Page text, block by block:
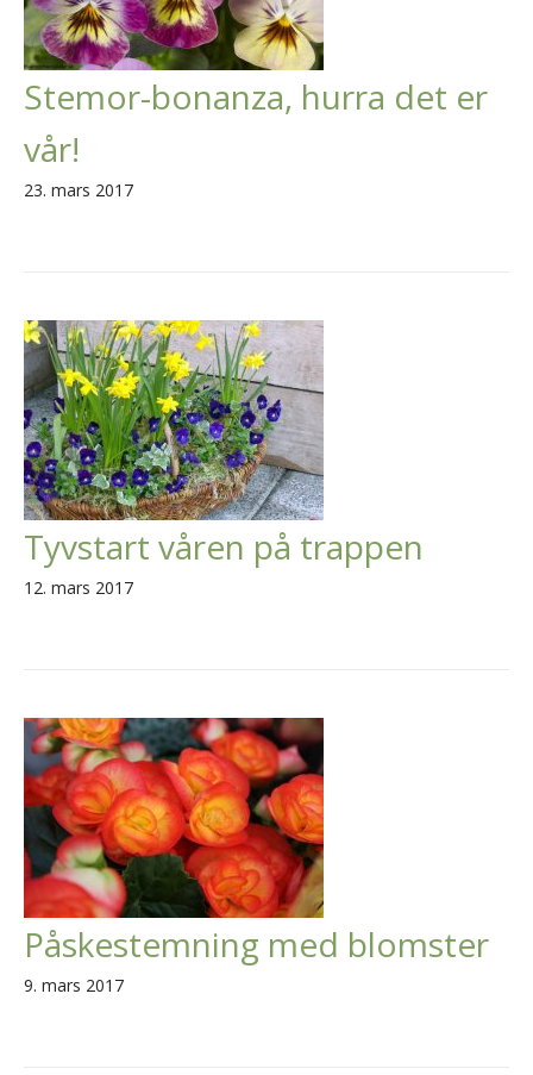
Stemor-bonanza, hurra det er
vår!
23. mars 2017
Tyvstart våren på trappen
12. mars 2017
Påskestemning med blomster
9. mars 2017